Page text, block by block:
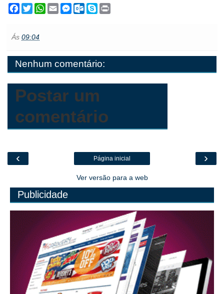
F
a
b
o
k
T
w
t
r
W
h
p
p
E
m
M
e
g
e
r
O
u
k
.
c
S
k
Ás 09:04
Nenhum comentário:
Postar um
comentário
‹ ›
Página inicial
Ver versão para a web
Publicidade